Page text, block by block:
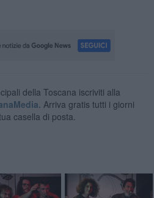
della Toscana iscriviti alla
Arriva gratis tutti i giorni
casella di posta.